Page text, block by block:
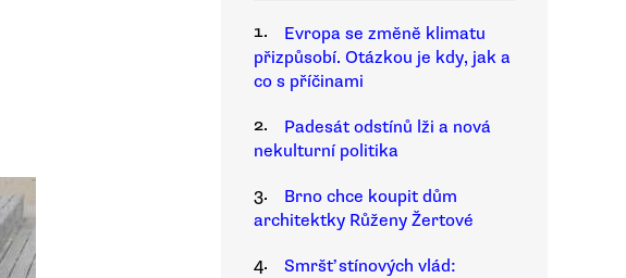
1.
Evropa se změně klimatu
přizpůsobí. Otázkou je kdy, jak a
co s příčinami
2.
Padesát odstínů lži a nová
nekulturní politika
3.
Brno chce koupit dům
architektky Růženy Žertové
4.
Smršť stínových vlád: